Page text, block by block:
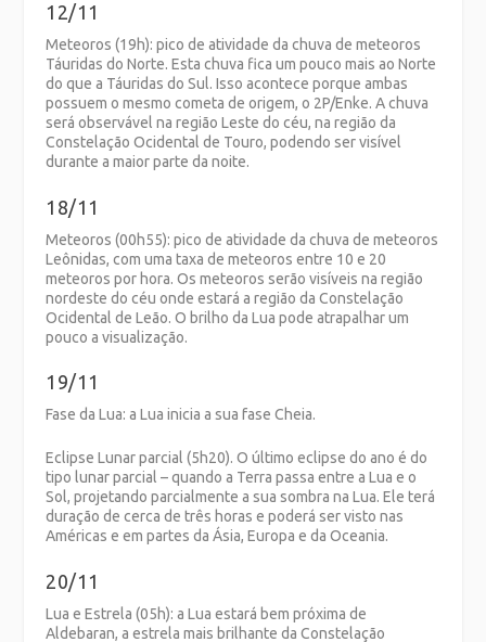
12/11
Meteoros (19h): pico de atividade da chuva de meteoros
Táuridas do Norte. Esta chuva fica um pouco mais ao Norte
do que a Táuridas do Sul. Isso acontece porque ambas
possuem o mesmo cometa de origem, o 2P/Enke. A chuva
será observável na região Leste do céu, na região da
Constelação Ocidental de Touro, podendo ser visível
durante a maior parte da noite.
18/11
Meteoros (00h55): pico de atividade da chuva de meteoros
Leônidas, com uma taxa de meteoros entre 10 e 20
meteoros por hora. Os meteoros serão visíveis na região
nordeste do céu onde estará a região da Constelação
Ocidental de Leão. O brilho da Lua pode atrapalhar um
pouco a visualização.
19/11
Fase da Lua: a Lua inicia a sua fase Cheia.
Eclipse Lunar parcial (5h20). O último eclipse do ano é do
tipo lunar parcial – quando a Terra passa entre a Lua e o
Sol, projetando parcialmente a sua sombra na Lua. Ele terá
duração de cerca de três horas e poderá ser visto nas
Américas e em partes da Ásia, Europa e da Oceania.
20/11
Lua e Estrela (05h): a Lua estará bem próxima de
Aldebaran, a estrela mais brilhante da Constelação